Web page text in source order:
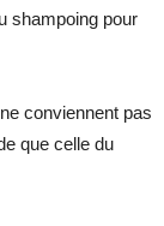
shampoing pour
conviennent pas
que celle du